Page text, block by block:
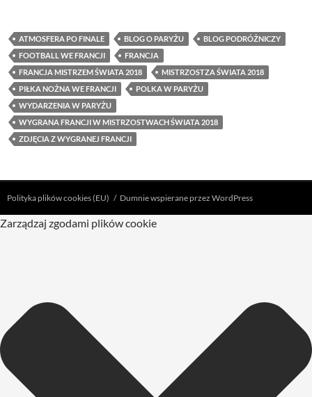
ATMOSFERA PO FINALE BLOG O PARYŻU
BLOG PODRÓŻNICZY
FOOTBALL WE FRANCJI
FRANCJA
FRANCJA MISTRZEM ŚWIATA 2018
MISTRZOSTZA ŚWIATA 2018
PIŁKA NOŻNA WE FRANCJI
POLKA W PARYŻU
WYDARZENIA W PARYŻU
WYGRANA FRANCJI W MISTRZOSTWACH ŚWIATA 2018
ZDJĘCIA Z WYGRANEJ FRANCJI
Polityka plików cookies (EU) Dumnie wspierane przez WordPress
Zarządzaj zgodami plików cookie